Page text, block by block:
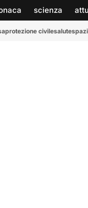
scienza
protezione civilesalute